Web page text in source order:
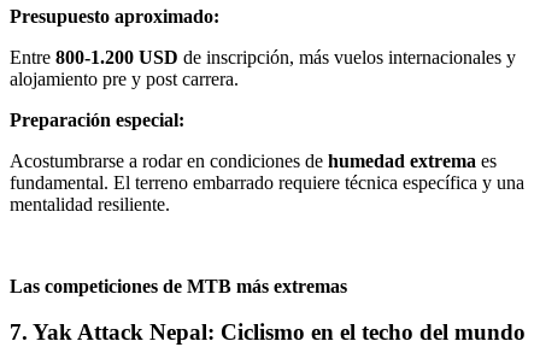
Presupuesto aproximado:
Entre 800-1.200 USD de inscripción, más vuelos internacionales y
alojamiento pre y post carrera.
Preparación especial:
Acostumbrarse a rodar en condiciones de humedad extrema es
fundamental. El terreno embarrado requiere técnica específica y una
mentalidad resiliente.
Las competiciones de MTB más extremas
7. Yak Attack Nepal: Ciclismo en el techo del mundo